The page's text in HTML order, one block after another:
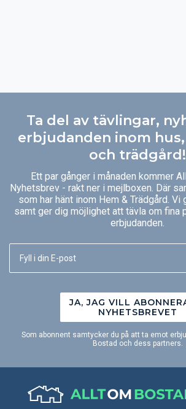
Ta del av tävlingar,
erbjudanden inom
och trädgård!
Ett par gånger i månaden kommer
Nyhetsbrev - rakt ner i mejlboxen. Där
som har hänt inom Hem & Trädgård. Vi
samt ger dig möjlighet att tävla om fina
erbjudanden.
JA, JAG VILL
NYHETSBREVET
Som abonnent samtycker du på att ta emot
Bostad och dess partners.